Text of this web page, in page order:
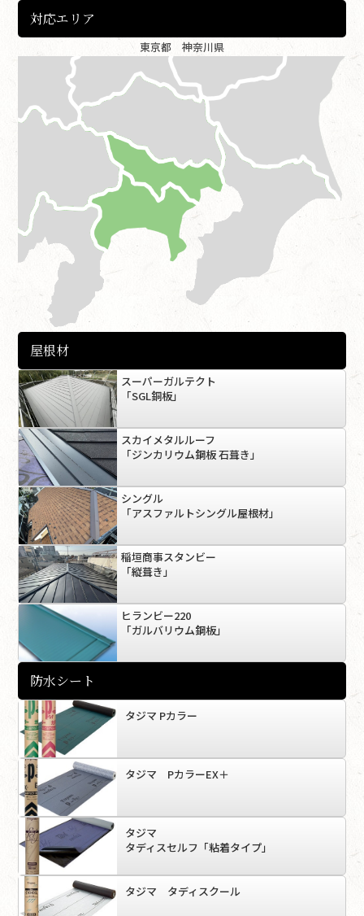
対応エリア
東京都 神奈川県
屋根材
スーパーガルテクト
「SGL銅板」
スカイメタルルーフ
「ジンカリウム鋼板 石葺き」
シングル
「アスファルトシングル屋根材」
稲垣商事スタンビー
「縦葺き」
ヒランビー220
「ガルバリウム鋼板」
防水シート
タジマ Pカラー
タジマ PカラーEX＋
タジマ
タディスセルフ「粘着タイプ」
タジマ タディスクール